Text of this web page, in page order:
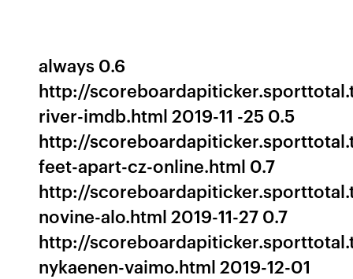
always 0.6
http://
river-imdb.html 2019-11 -25 0.5
http://
feet-apart-cz-online.html 0.7
http://
novine-alo.html 2019-11-27 0.7
http://
nykaenen-vaimo.html 2019-12-01